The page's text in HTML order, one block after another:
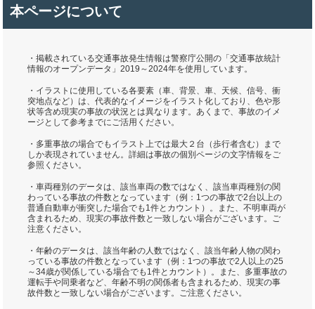
本ページについて
・掲載されている交通事故発生情報は警察庁公開の「交通事故統計
情報のオープンデータ」2019～2024年を使用しています。
・イラストに使用している各要素（車、背景、車、天候、信号、衝
突地点など）は、代表的なイメージをイラスト化しており、色や形
状等含め現実の事故の状況とは異なります。あくまで、事故のイメ
ージとして参考までにご活用ください。
・多重事故の場合でもイラスト上では最大２台（歩行者含む）まで
しか表現されていません。詳細は事故の個別ページの文字情報をご
参照ください。
・車両種別のデータは、該当車両の数ではなく、該当車両種別の関
わっている事故の件数となっています（例：1つの事故で2台以上の
普通自動車が衝突した場合でも1件とカウント）。また、不明車両が
含まれるため、現実の事故件数と一致しない場合がございます。ご
注意ください。
・年齢のデータは、該当年齢の人数ではなく、該当年齢人物の関わ
っている事故の件数となっています（例：1つの事故で2人以上の25
～34歳が関係している場合でも1件とカウント）。また、多重事故の
運転手や同乗者など、年齢不明の関係者も含まれるため、現実の事
故件数と一致しない場合がございます。ご注意ください。